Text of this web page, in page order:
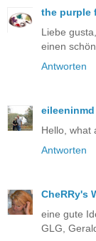
the purple
Liebe
einen
Antworten
eileeninmd
Hello, what
Antworten
CheRRy's
eine gute
GLG,